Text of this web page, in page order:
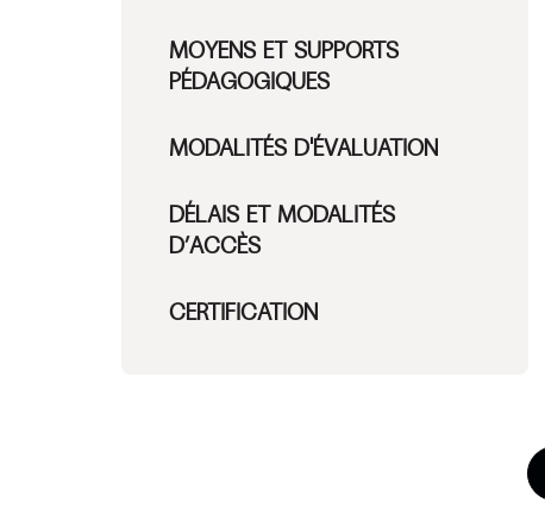
MOYENS ET SUPPORTS
PÉDAGOGIQUES​
MODALITÉS D'ÉVALUATION
DÉLAIS ET MODALITÉS
D’ACCÈS
CERTIFICATION